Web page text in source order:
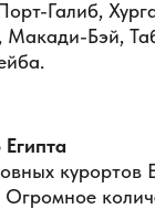
Галиб,
Макади-Бэй,
курортов
Огромное